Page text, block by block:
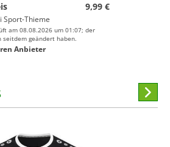
9,99 €
Sport-Thieme
am 08.08.2026 um 01:07; der
seitdem geändert haben.
Anbieter